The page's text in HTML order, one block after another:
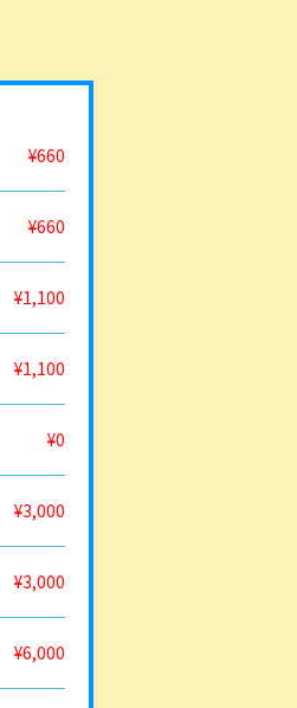
¥660
¥660
¥1,100
¥1,100
¥0
¥3,000
¥3,000
¥6,000